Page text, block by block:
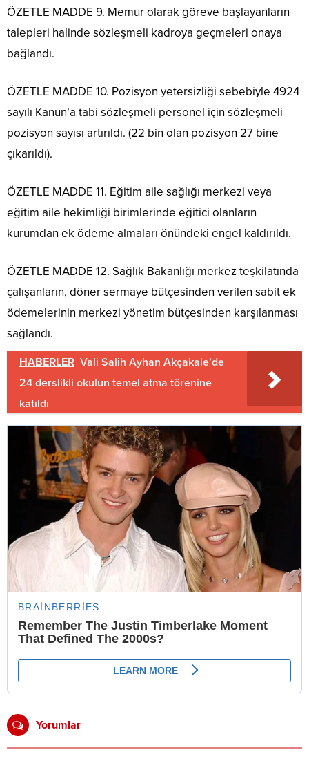
ÖZETLE MADDE 9. Memur olarak göreve başlayanların
talepleri halinde sözleşmeli kadroya geçmeleri onaya
bağlandı.
ÖZETLE MADDE 10. Pozisyon yetersizliği sebebiyle 4924
sayılı Kanun’a tabi sözleşmeli personel için sözleşmeli
pozisyon sayısı artırıldı. (22 bin olan pozisyon 27 bine
çıkarıldı).
ÖZETLE MADDE 11. Eğitim aile sağlığı merkezi veya
eğitim aile hekimliği birimlerinde eğitici olanların
kurumdan ek ödeme almaları önündeki engel kaldırıldı.
ÖZETLE MADDE 12. Sağlık Bakanlığı merkez teşkilatında
çalışanların, döner sermaye bütçesinden verilen sabit ek
ödemelerinin merkezi yönetim bütçesinden karşılanması
sağlandı.
HABERLER Vali Salih Ayhan Akçakale’de
24 derslikli okulun temel atma törenine
katıldı
Yorumlar